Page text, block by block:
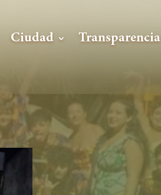
Ciudad Transparencia